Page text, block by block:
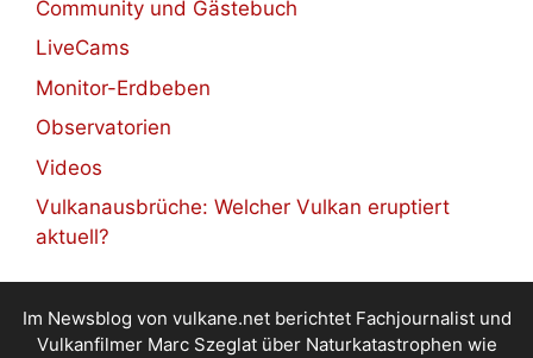
Community und Gästebuch
LiveCams
Monitor-Erdbeben
Observatorien
Videos
Vulkanausbrüche: Welcher Vulkan eruptiert
aktuell?
Im Newsblog von vulkane.net berichtet Fachjournalist und
Vulkanfilmer Marc Szeglat über Naturkatastrophen wie